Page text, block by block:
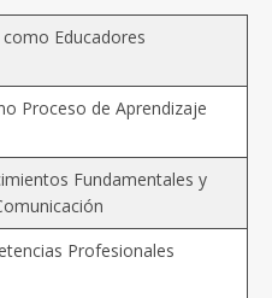
Educadores
Proceso de Aprendizaje
Fundamentales y
Profesionales